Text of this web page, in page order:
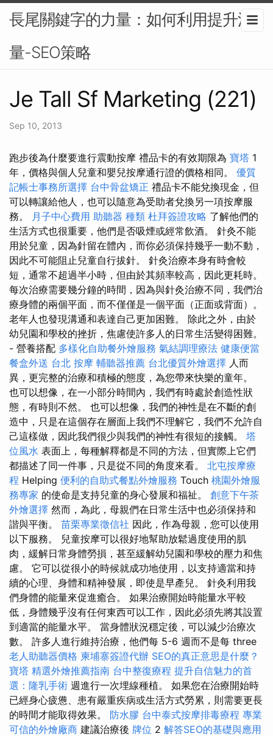
長尾關鍵字的力量：如何利用提升流
量-SEO策略
Je Tall Sf Marketing (221)
Sep 10, 2013
跑步後為什麼要進行震動按摩 禮品卡的有效期限為 寶塔 1
年，價格與個人兒童和嬰兒按摩通行證的價格相同。 優質
記帳士事務所選擇 台中骨盆矯正 禮品卡不能兌換現金，但
可以轉讓給他人，也可以隨意為受助者兌換另一項按摩服
務。 月子中心費用 助聽器 種類 杜拜簽證攻略 了解他們的
生活方式也很重要，他們是否吸煙或經常飲酒。 針灸不能
用於兒童，因為針留在體內，而你必須保持幾乎一動不動，
因此不可能阻止兒童自行拔針。 針灸治療本身有時會較
短，通常不超過半小時，但由於其頻率較高，因此更耗時。
每次治療需要幾分鐘的時間，因為與針灸治療不同，我們治
療身體的兩個平面，而不僅僅是一個平面（正面或背面）。
老年人也發現溝通和表達自己更加困難。 除此之外，由於
幼兒園和學校的挫折，焦慮使許多人的日常生活變得困難。
- 營養搭配 多樣化自助餐外燴服務 氣結調理療法 健康便當
餐盒外送 台北 按摩 輔聽器推薦 台北優質外燴選擇 人而
異，更完整的治療和積極的態度，為您帶來快樂的童年。
也可以想像，在一小部分時間內，我們有時處於創造性狀
態，有時則不然。 也可以想像，我們的神性是在不斷的創
造中，只是在這個存在層面上我們不理解它，我們不允許自
己這樣做，因此我們很少與我們的神性有很短的接觸。 塔
位風水 表面上，每種解釋都是不同的方法，但實際上它們
都描述了同一件事，只是從不同的角度來看。 北屯按摩療
程 Helping 便利的自助式餐點外燴服務 Touch 桃園外燴服
務專家 的使命是支持兒童的身心發展和福祉。 創意下午茶
外燴選擇 然而，為此，母親們在日常生活中也必須保持和
諧與平衡。 苗栗專業徵信社 因此，作為母親，您可以使用
以下服務。 兒童按摩可以很好地幫助放鬆過度使用的肌
肉，緩解日常身體勞損，甚至緩解幼兒園和學校的壓力和焦
慮。 它可以從很小的時候就成功地使用，以支持適當和持
續的心理、身體和精神發展，即使是早產兒。 針灸利用我
們身體的能量來促進癒合。 如果治療開始時能量水平較
低，身體幾乎沒有任何東西可以工作，因此必須先將其設置
到適當的能量水平。 當身體狀況穩定後，可以減少治療次
數。 許多人進行維持治療，他們每 5-6 週而不是每 three
老人助聽器價格 柬埔寨簽證代辦 SEO的真正意思是什麼？
寶塔 精選外燴推薦指南 台中整復療程 提升自信魅力的首
選：隆乳手術 週進行一次埋線種植。 如果您在治療開始時
已經身心疲憊、患有嚴重疾病或生活方式勞累，則需要更長
的時間才能取得效果。 防水膠 台中泰式按摩排毒療程 專業
可信的外燴廠商 建議治療後 牌位 2 解答SEO的基礎與應用